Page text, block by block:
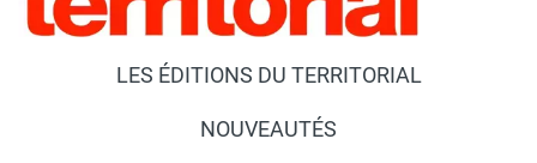
LES ÉDITIONS DU TERRITORIAL
NOUVEAUTÉS